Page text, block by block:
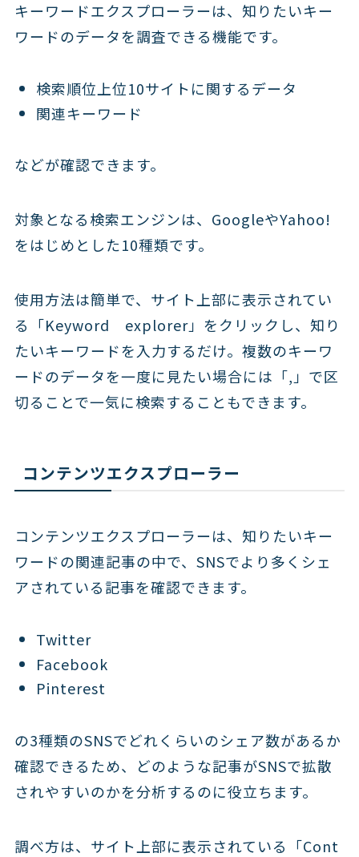
キーワードエクスプローラーは、知りたいキー
ワードのデータを調査できる機能です。
検索順位上位10サイトに関するデータ
関連キーワード
などが確認できます。
対象となる検索エンジンは、GoogleやYahoo!
をはじめとした10種類です。
使用方法は簡単で、サイト上部に表示されてい
る「Keyword explorer」をクリックし、知り
たいキーワードを入力するだけ。複数のキーワ
ードのデータを一度に見たい場合には「,」で区
切ることで一気に検索することもできます。
コンテンツエクスプローラー
コンテンツエクスプローラーは、知りたいキー
ワードの関連記事の中で、SNSでより多くシェ
アされている記事を確認できます。
Twitter
Facebook
Pinterest
の3種類のSNSでどれくらいのシェア数があるか
確認できるため、どのような記事がSNSで拡散
されやすいのかを分析するのに役立ちます。
調べ方は、サイト上部に表示されている「Cont